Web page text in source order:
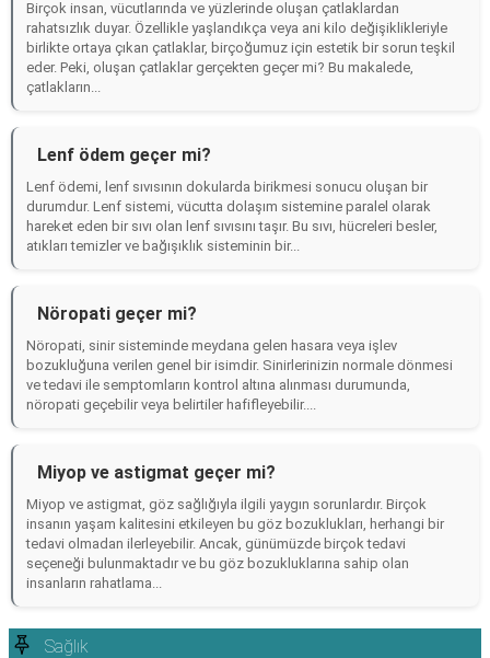
Birçok insan, vücutlarında ve yüzlerinde oluşan çatlaklardan
rahatsızlık duyar. Özellikle yaşlandıkça veya ani kilo değişiklikleriyle
birlikte ortaya çıkan çatlaklar, birçoğumuz için estetik bir sorun teşkil
eder. Peki, oluşan çatlaklar gerçekten geçer mi? Bu makalede,
çatlakların...
Lenf ödem geçer mi?
Lenf ödemi, lenf sıvısının dokularda birikmesi sonucu oluşan bir
durumdur. Lenf sistemi, vücutta dolaşım sistemine paralel olarak
hareket eden bir sıvı olan lenf sıvısını taşır. Bu sıvı, hücreleri besler,
atıkları temizler ve bağışıklık sisteminin bir...
Nöropati geçer mi?
Nöropati, sinir sisteminde meydana gelen hasara veya işlev
bozukluğuna verilen genel bir isimdir. Sinirlerinizin normale dönmesi
ve tedavi ile semptomların kontrol altına alınması durumunda,
nöropati geçebilir veya belirtiler hafifleyebilir....
Miyop ve astigmat geçer mi?
Miyop ve astigmat, göz sağlığıyla ilgili yaygın sorunlardır. Birçok
insanın yaşam kalitesini etkileyen bu göz bozuklukları, herhangi bir
tedavi olmadan ilerleyebilir. Ancak, günümüzde birçok tedavi
seçeneği bulunmaktadır ve bu göz bozukluklarına sahip olan
insanların rahatlama...
Sağlık